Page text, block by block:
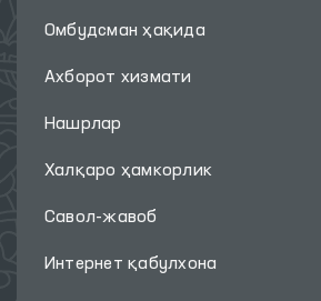
Омбудсман ҳақида
Ахборот хизмати
Нашрлар
Халқаро ҳамкорлик
Савол-жавоб
Интернет қабулхона